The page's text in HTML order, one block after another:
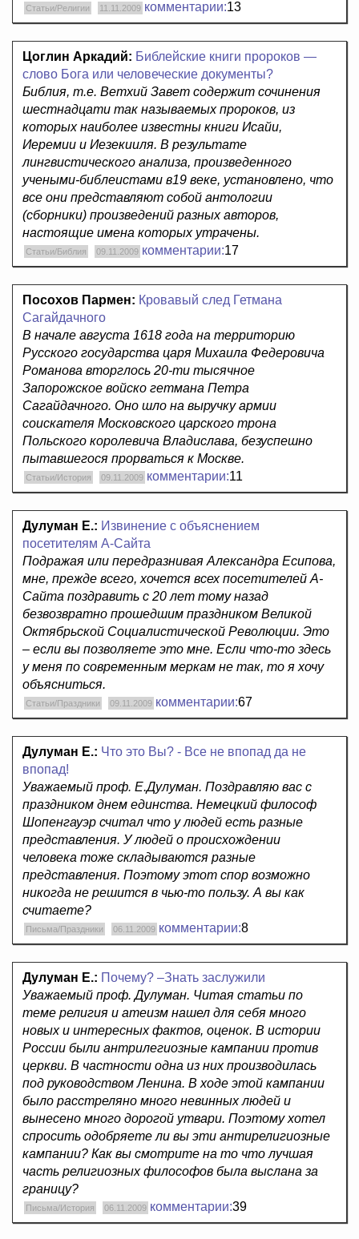
Статьи/Религии 11.11.2009 комментарии:13
Цоглин Аркадий: Библейские книги пророков —
слово Бога или человеческие документы?
Библия, т.е. Ветхий Завет содержит сочинения
шестнадцати так называемых пророков, из
которых наиболее известны книги Исайи,
Иеремии и Иезекииля. В результате
лингвистического анализа, произведенного
учеными-библеистами в19 веке, установлено, что
все они представляют собой антологии
(сборники) произведений разных авторов,
настоящие имена которых утрачены.
Статьи/Библия 09.11.2009 комментарии:17
Посохов Пармен: Кровавый след Гетмана
Сагайдачного
В начале августа 1618 года на территорию
Русского государства царя Михаила Федеровича
Романова вторглось 20-ти тысячное
Запорожское войско гетмана Петра
Сагайдачного. Оно шло на выручку армии
соискателя Московского царского трона
Польского королевича Владислава, безуспешно
пытавшегося прорваться к Москве.
Статьи/История 09.11.2009 комментарии:11
Дулуман Е.: Извинение с объяснением
посетителям А-Сайта
Подражая или передразнивая Александра Есипова,
мне, прежде всего, хочется всех посетителей А-
Сайта поздравить с 20 лет тому назад
безвозвратно прошедшим праздником Великой
Октябрьской Социалистической Революции. Это
– если вы позволяете это мне. Если что-то здесь
у меня по современным меркам не так, то я хочу
объясниться.
Статьи/Праздники 09.11.2009 комментарии:67
Дулуман Е.: Что это Вы? - Все не впопад да не
впопад!
Уважаемый проф. Е.Дулуман. Поздравляю вас с
праздником днем единства. Немецкий философ
Шопенгауэр считал что у людей есть разные
представления. У людей о происхождении
человека тоже складываются разные
представления. Поэтому этот спор возможно
никогда не решится в чью-то пользу. А вы как
считаете?
Письма/Праздники 06.11.2009 комментарии:8
Дулуман Е.: Почему? –Знать заслужили
Уважаемый проф. Дулуман. Читая статьи по
теме религия и атеизм нашел для себя много
новых и интересных фактов, оценок. В истории
России были антрилегиозные кампании против
церкви. В частности одна из них производилась
под руководством Ленина. В ходе этой кампании
было расстреляно много невинных людей и
вынесено много дорогой утвари. Поэтому хотел
спросить одобряете ли вы эти антирелигиозные
кампании? Как вы смотрите на то что лучшая
часть религиозных философов была выслана за
границу?
Письма/История 06.11.2009 комментарии:39